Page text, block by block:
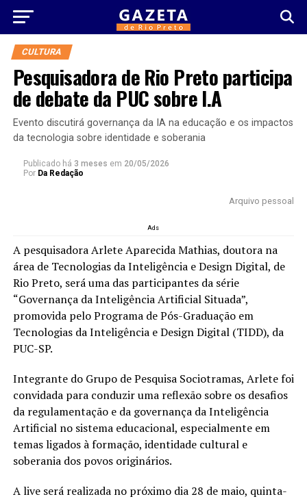
CULTURA
Pesquisadora de Rio Preto participa
de debate da PUC sobre I.A
Evento discutirá governança da IA na educação e os impactos
da tecnologia sobre identidade e soberania
Publicado há 3 meses em 20/05/2026
Por Da Redação
Arquivo pessoal
Ads
A pesquisadora Arlete Aparecida Mathias, doutora na
área de Tecnologias da Inteligência e Design Digital, de
Rio Preto, será uma das participantes da série
“Governança da Inteligência Artificial Situada”,
promovida pelo Programa de Pós-Graduação em
Tecnologias da Inteligência e Design Digital (TIDD), da
PUC-SP.
Integrante do Grupo de Pesquisa Sociotramas, Arlete foi
convidada para conduzir uma reflexão sobre os desafios
da regulamentação e da governança da Inteligência
Artificial no sistema educacional, especialmente em
temas ligados à formação, identidade cultural e
soberania dos povos originários.
A live será realizada no próximo dia 28 de maio, quinta-